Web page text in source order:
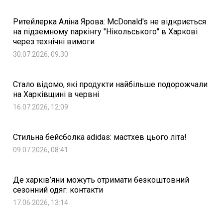
Ритейлерка Аліна Ярова: McDonald's не відкриється
на підземному паркінгу "Нікольського" в Харкові
через технічні вимоги
30.07.2026, 09:30
Стало відомо, які продукти найбільше подорожчали
на Харківщині в червні
16.07.2026, 12:09
Стильна бейсболка adidas: мастхев цього літа!
09.07.2026, 08:41
Де харків’яни можуть отримати безкоштовний
сезонний одяг: контакти
17.06.2026, 13:14